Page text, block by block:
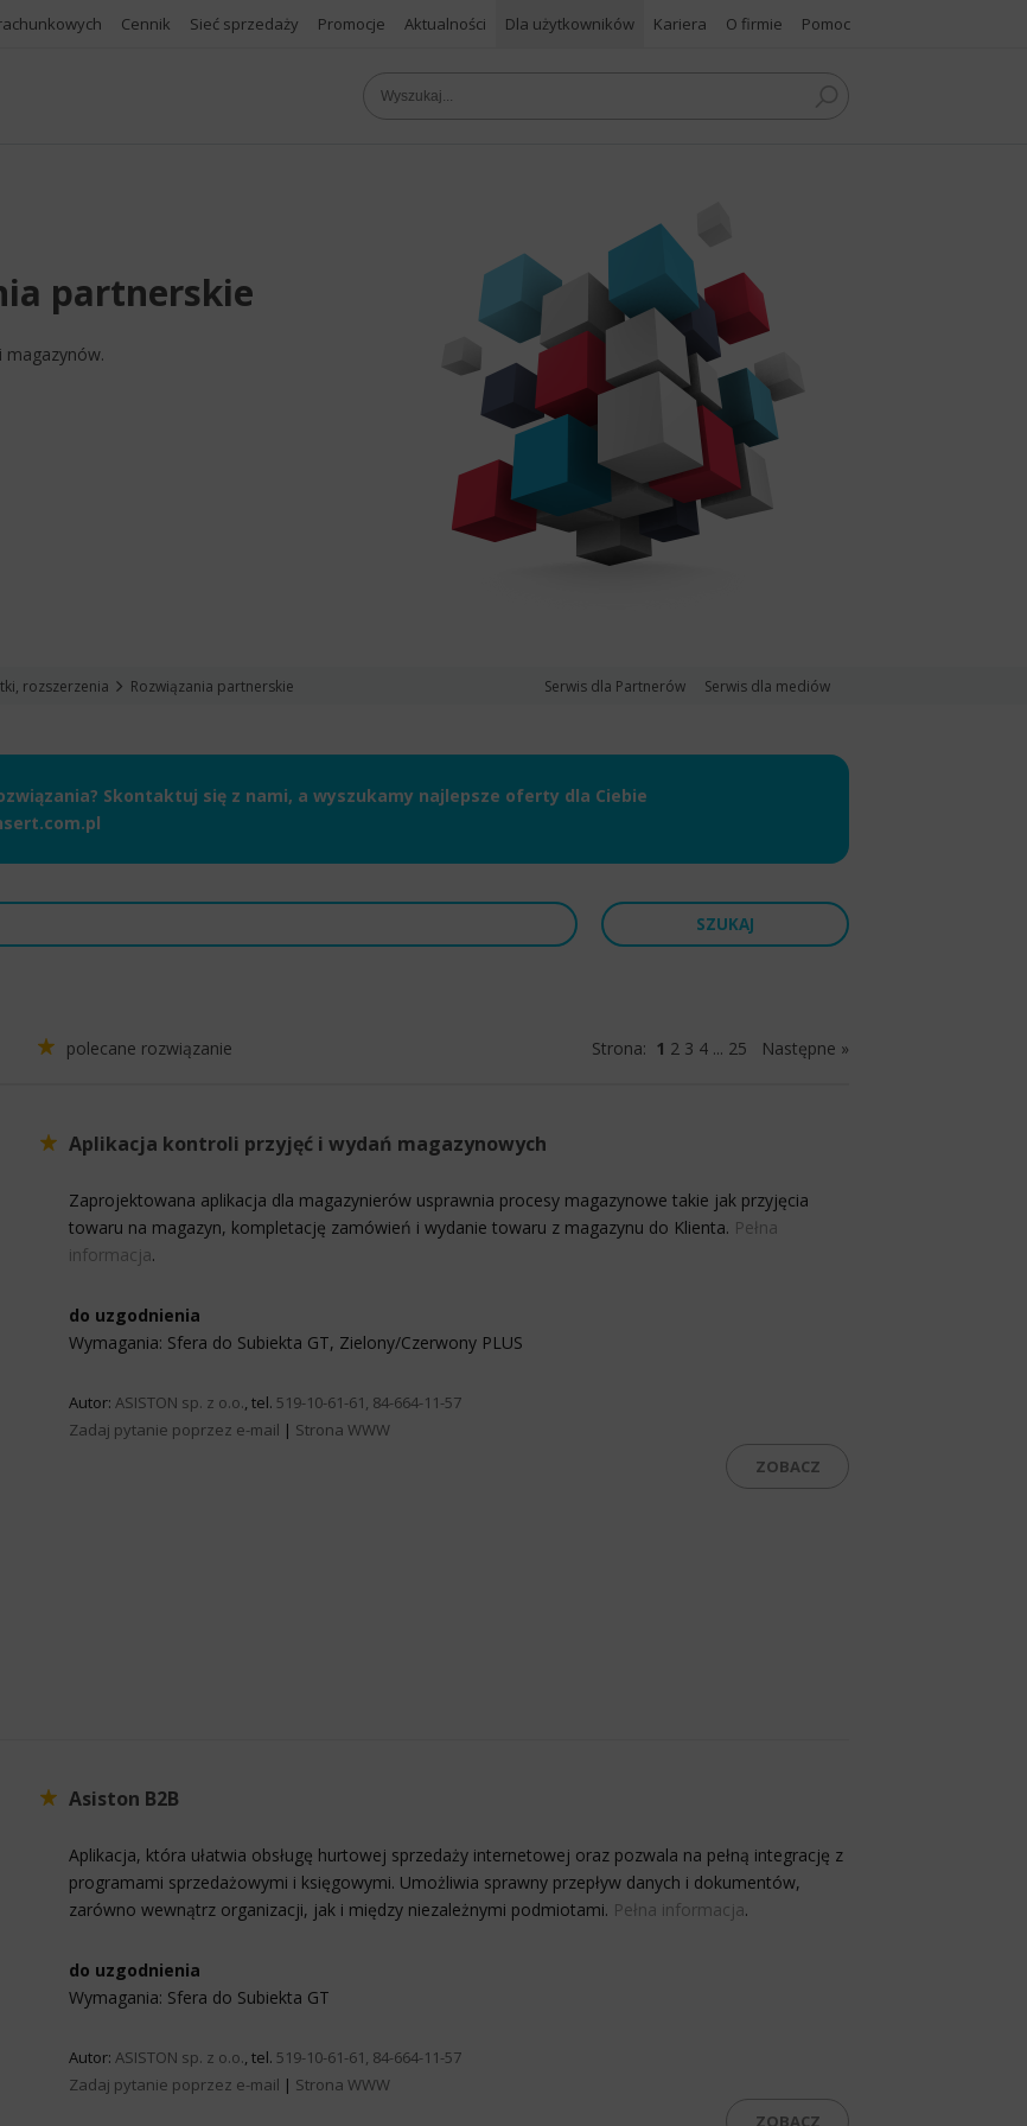
Cennik Sieć sprzedaży Promocje Aktualności Dla użytkowników Kariera O firmie Pomoc
partnerskie
magazynów.
rozszerzenia Rozwiązania partnerskie Serwis dla Partnerów Serwis dla mediów
Skontaktuj się z nami, a wyszukamy najlepsze oferty dla Ciebie
polecane rozwiązanie Strona: 1 2 3 4... 25 Następne »
Aplikacja kontroli przyjęć i wydań magazynowych
Zaprojektowana aplikacja dla magazynierów usprawnia procesy magazynowe takie jak przyjęcia
towaru na magazyn, kompletację zamówień i wydanie towaru z magazynu do Klienta. Pełna
informacja.
do uzgodnienia
Wymagania: Sfera do Subiekta GT, Zielony/Czerwony PLUS
Autor: ASISTON sp. z o.o., tel. 519-10-61-61, 84-664-11-57
Zadaj pytanie poprzez e-mail | Strona WWW
ZOBACZ
Asiston B2B
Aplikacja, która ułatwia obsługę hurtowej sprzedaży internetowej oraz pozwala na pełną integrację z
programami sprzedażowymi i księgowymi. Umożliwia sprawny przepływ danych i dokumentów,
zarówno wewnątrz organizacji, jak i między niezależnymi podmiotami. Pełna informacja.
do uzgodnienia
Wymagania: Sfera do Subiekta GT
Autor: ASISTON sp. z o.o., tel. 519-10-61-61, 84-664-11-57
Zadaj pytanie poprzez e-mail | Strona WWW
ZOBACZ